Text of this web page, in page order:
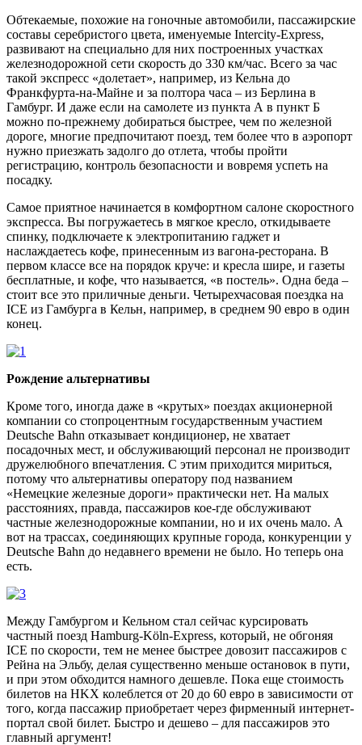
Обтекаемые, похожие на гоночные автомобили, пассажирские
составы серебристого цвета, именуемые Intercity-Express,
развивают на специально для них построенных участках
железнодорожной сети скорость до 330 км/час. Всего за час
такой экспресс «долетает», например, из Кельна до
Франкфурта-на-Майне и за полтора часа – из Берлина в
Гамбург. И даже если на самолете из пункта А в пункт Б
можно по-прежнему добираться быстрее, чем по железной
дороге, многие предпочитают поезд, тем более что в аэропорт
нужно приезжать задолго до отлета, чтобы пройти
регистрацию, контроль безопасности и вовремя успеть на
посадку.
Самое приятное начинается в комфортном салоне скоростного
экспресса. Вы погружаетесь в мягкое кресло, откидываете
спинку, подключаете к электропитанию гаджет и
наслаждаетесь кофе, принесенным из вагона-ресторана. В
первом классе все на порядок круче: и кресла шире, и газеты
бесплатные, и кофе, что называется, «в постель». Одна беда –
стоит все это приличные деньги. Четырехчасовая поездка на
ICE из Гамбурга в Кельн, например, в среднем 90 евро в один
конец.
Рождение альтернативы
Кроме того, иногда даже в «крутых» поездах акционерной
компании со стопроцентным государственным участием
Deutsche Bahn отказывает кондиционер, не хватает
посадочных мест, и обслуживающий персонал не производит
дружелюбного впечатления. С этим приходится мириться,
потому что альтернативы оператору под названием
«Немецкие железные дороги» практически нет. На малых
расстояниях, правда, пассажиров кое-где обслуживают
частные железнодорожные компании, но и их очень мало. А
вот на трассах, соединяющих крупные города, конкуренции у
Deutsche Bahn до недавнего времени не было. Но теперь она
есть.
Между Гамбургом и Кельном стал сейчас курсировать
частный поезд Hamburg-Köln-Express, который, не обгоняя
ICE по скорости, тем не менее быстрее довозит пассажиров с
Рейна на Эльбу, делая существенно меньше остановок в пути,
и при этом обходится намного дешевле. Пока еще стоимость
билетов на HKX колеблется от 20 до 60 евро в зависимости от
того, когда пассажир приобретает через фирменный интернет-
портал свой билет. Быстро и дешево – для пассажиров это
главный аргумент!